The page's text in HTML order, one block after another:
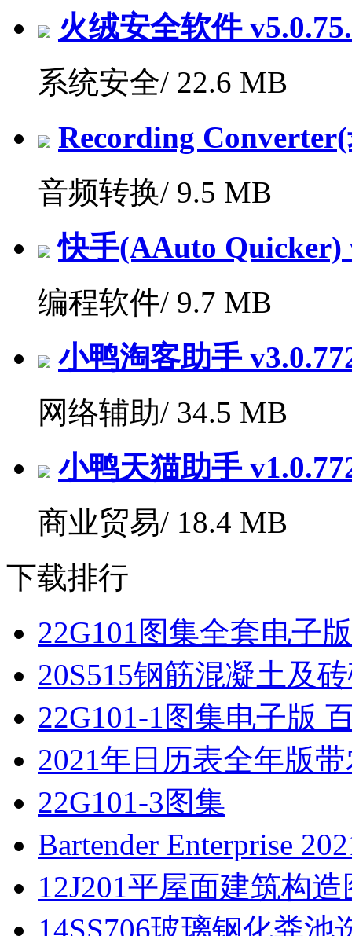
火绒安全软件
系统安全/ 22.6 MB
Recording
音频转换/ 9.5 MB
快手(AAuto Quicker)
编程软件/ 9.7 MB
小鸭淘客助手
网络辅助/ 34.5 MB
小鸭天猫助手
商业贸易/ 18.4 MB
下载排行
22G101图集全套电子
20S515钢筋混凝土及
22G101-1图集电子版
2021年日历表全年版
22G101-3图集
Bartender Enterprise
12J201平屋面建筑构